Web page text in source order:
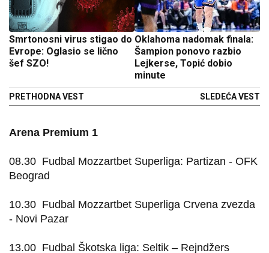
Smrtonosni virus stigao do
Evrope: Oglasio se lično
šef SZO!
PRETHODNA VEST
Oklahoma nadomak finala:
Šampion ponovo razbio
Lejkerse, Topić dobio
minute
SLEDEĆA VEST
Arena Premium 1
08.30 Fudbal Mozzartbet Superliga: Partizan - OFK
Beograd
10.30 Fudbal Mozzartbet Superliga Crvena zvezda
- Novi Pazar
13.00 Fudbal Škotska liga: Seltik – Rejndžers